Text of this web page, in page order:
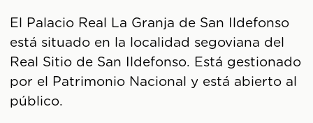
El Palacio Real La Granja de San Ildefonso
está situado en la localidad segoviana del
Real Sitio de San Ildefonso. Está gestionado
por el Patrimonio Nacional y está abierto al
público.